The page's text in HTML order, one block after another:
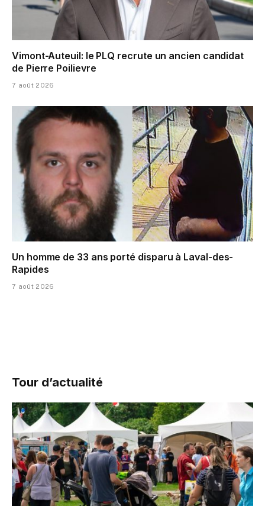
Vimont-Auteuil: le PLQ recrute un ancien candidat
de Pierre Poilievre
7 août 2026
Un homme de 33 ans porté disparu à Laval-des-
Rapides
7 août 2026
Tour d’actualité